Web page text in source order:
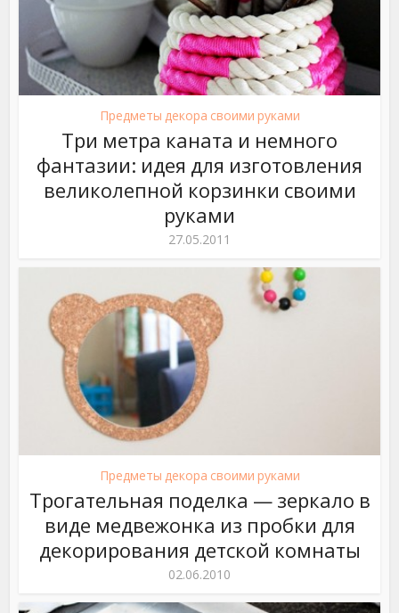
Предметы декора своими руками
Три метра каната и немного
фантазии: идея для изготовления
великолепной корзинки своими
руками
27.05.2011
Предметы декора своими руками
Трогательная поделка — зеркало в
виде медвежонка из пробки для
декорирования детской комнаты
02.06.2010